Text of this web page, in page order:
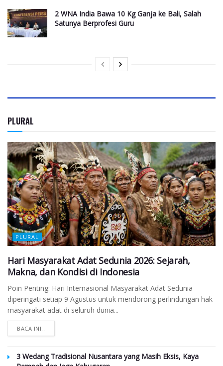
2 WNA India Bawa 10 Kg Ganja ke Bali, Salah
Satunya Berprofesi Guru
PLURAL
PLURAL
Hari Masyarakat Adat Sedunia 2026: Sejarah,
Makna, dan Kondisi di Indonesia
Poin Penting: Hari Internasional Masyarakat Adat Sedunia
diperingati setiap 9 Agustus untuk mendorong perlindungan hak
masyarakat adat di seluruh dunia...
BACA INI..
3 Wedang Tradisional Nusantara yang Masih Eksis, Kaya